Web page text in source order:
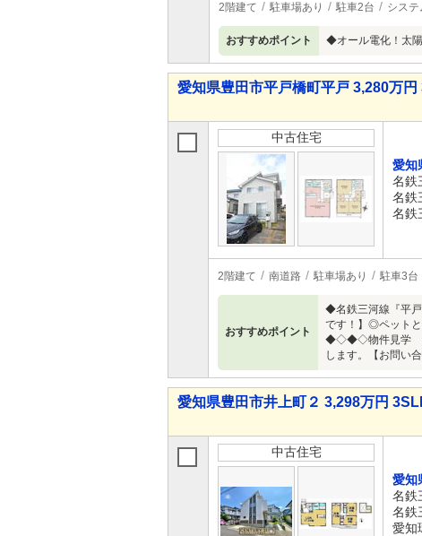
2階建て 駐車場あり 駐車2台 システ
おすすめポイント ◆オール電化！太
愛知県豊田市平戸橋町平戸 3,280万円
中古住宅
愛知
名鉄
名鉄
名鉄
2階建て 南道路 駐車場あり 駐車3台
おすすめポイント
◆名鉄三河線『平
です！】◎ペット
◆◇◆◇物件見学 予
します。【お問い
愛知県豊田市井上町２ 3,298万円
中古住宅
愛知
名鉄
名鉄
愛知